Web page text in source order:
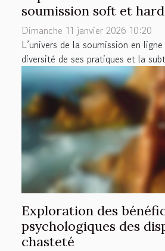
soumission soft et
Dimanche 11 janvier 2026 10:20
L’univers de la soumission en
diversité de ses pratiques et la
Exploration des
psychologiques des
chasteté